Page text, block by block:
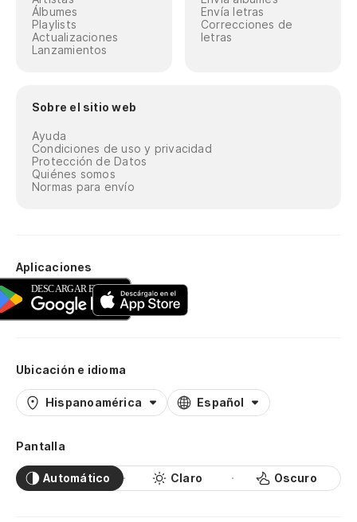
Álbumes
Playlists
Actualizaciones
Lanzamientos
Envía letras
Correcciones de
letras
Sobre el sitio web
Ayuda
Condiciones de uso y privacidad
Protección de Datos
Quiénes somos
Normas para envío
Aplicaciones
Ubicación e idioma
Hispanoamérica Español
Pantalla
Automático Claro Oscuro